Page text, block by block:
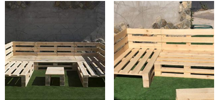
Conjunto en forma de U
349,00€ IVA incluido
Añadir al carrito
Conjunto rinconera de 2
Sofás Palets Europeos
(200x120cm) + Mesa
(80x48cm)
194,95€ IVA incluido
Seleccionar opciones